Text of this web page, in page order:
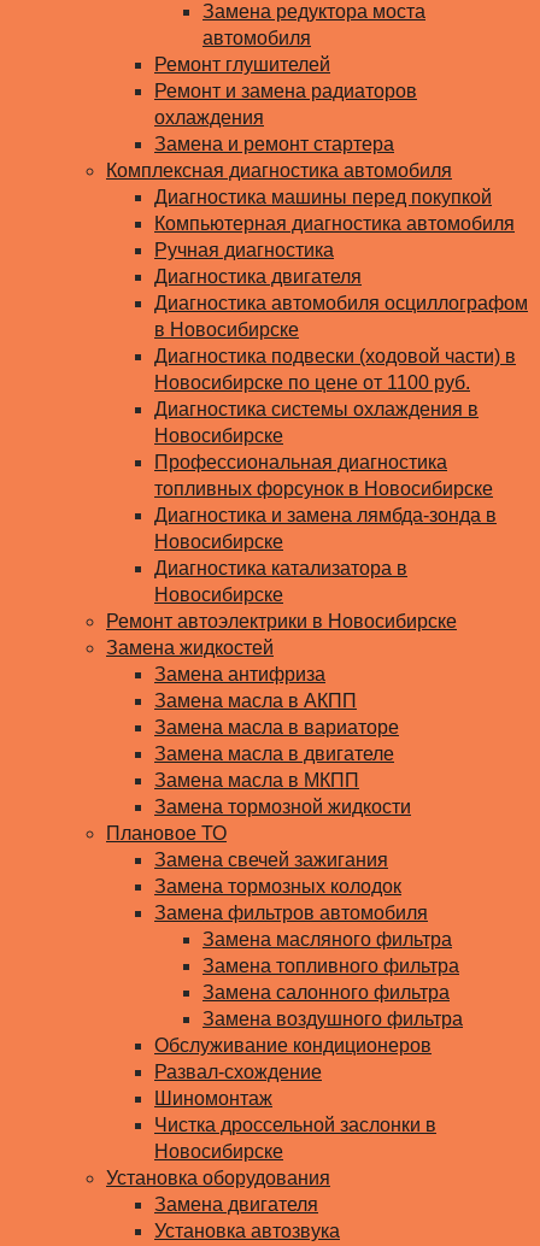
Замена редуктора моста
автомобиля
Ремонт глушителей
Ремонт и замена радиаторов
охлаждения
Замена и ремонт стартера
Комплексная диагностика автомобиля
Диагностика машины перед покупкой
Компьютерная диагностика автомобиля
Ручная диагностика
Диагностика двигателя
Диагностика автомобиля осциллографом
в Новосибирске
Диагностика подвески (ходовой части) в
Новосибирске по цене от 1100 руб.
Диагностика системы охлаждения в
Новосибирске
Профессиональная диагностика
топливных форсунок в Новосибирске
Диагностика и замена лямбда-зонда в
Новосибирске
Диагностика катализатора в
Новосибирске
Ремонт автоэлектрики в Новосибирске
Замена жидкостей
Замена антифриза
Замена масла в АКПП
Замена масла в вариаторе
Замена масла в двигателе
Замена масла в МКПП
Замена тормозной жидкости
Плановое ТО
Замена свечей зажигания
Замена тормозных колодок
Замена фильтров автомобиля
Замена масляного фильтра
Замена топливного фильтра
Замена салонного фильтра
Замена воздушного фильтра
Обслуживание кондиционеров
Развал-схождение
Шиномонтаж
Чистка дроссельной заслонки в
Новосибирске
Установка оборудования
Замена двигателя
Установка автозвука